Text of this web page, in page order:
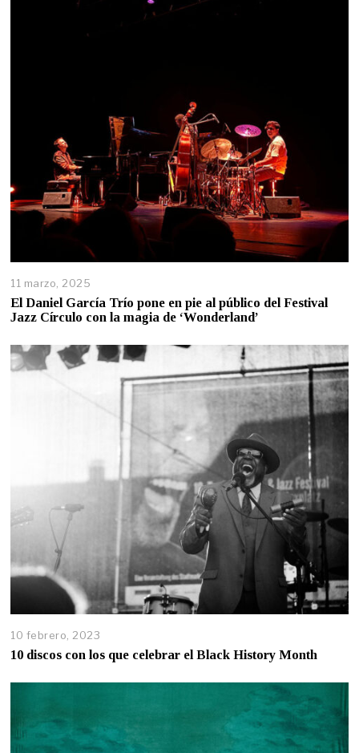
11 marzo, 2025
El Daniel García Trío pone en pie al público del Festival
Jazz Círculo con la magia de ‘Wonderland’
10 febrero, 2023
10 discos con los que celebrar el Black History Month